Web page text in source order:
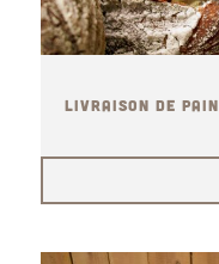
LIVRAISON DE PAIN